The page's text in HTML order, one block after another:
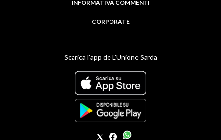
INFORMATIVA COMMENTI
CORPORATE
Scarica l'app de L'Unione Sarda